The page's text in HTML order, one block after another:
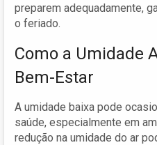
preparem adequadamente,
o feriado.
Como a Umidade
Bem-Estar
A umidade baixa pode
saúde, especialmente em
redução na umidade do ar